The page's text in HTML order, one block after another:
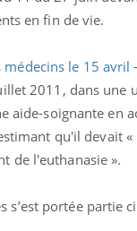
en fin de vie.
médecins le 15 avril
2011, dans une
aide-soignante en
qu'il devait
de l'euthanasie ».
s’est portée partie